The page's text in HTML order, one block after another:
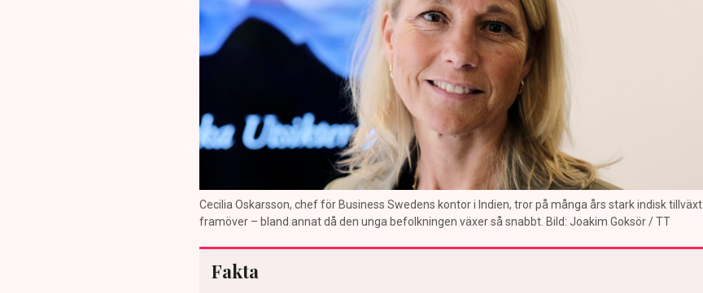
Cecilia Oskarsson, chef för Business Swedens kontor i Indien, tror på många års stark indisk tillväxt
framöver – bland annat då den unga befolkningen växer så snabbt. Bild: Joakim Goksör / TT
Fakta